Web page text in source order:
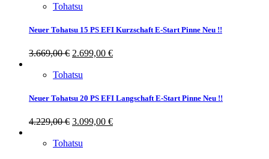
Tohatsu
Neuer Tohatsu 15 PS EFI Kurzschaft E-Start Pinne Neu !!
3.669,00€ 2.699,00 €
Tohatsu
Neuer Tohatsu 20 PS EFI Langschaft E-Start Pinne Neu !!
4.229,00€ 3.099,00 €
Tohatsu